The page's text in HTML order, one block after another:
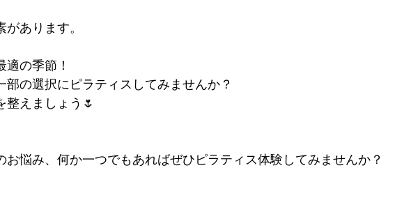
あります。
の季節！
部の選択にピラティスしてみませんか？
整えましょう🌷
お悩み、何か一つでもあればぜひピラティス体験してみませんか？